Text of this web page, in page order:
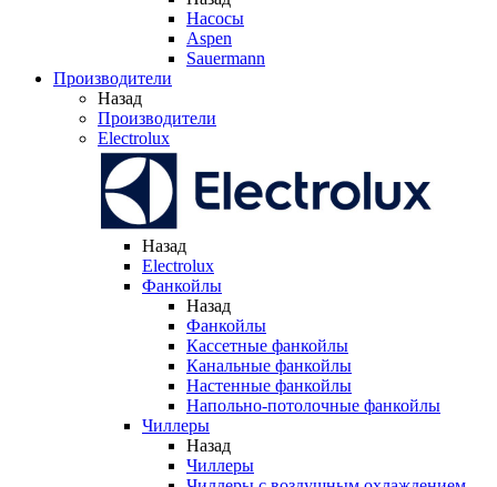
Насосы
Aspen
Sauermann
Производители
Назад
Производители
Electrolux
Назад
Electrolux
Фанкойлы
Назад
Фанкойлы
Кассетные фанкойлы
Канальные фанкойлы
Настенные фанкойлы
Напольно-потолочные фанкойлы
Чиллеры
Назад
Чиллеры